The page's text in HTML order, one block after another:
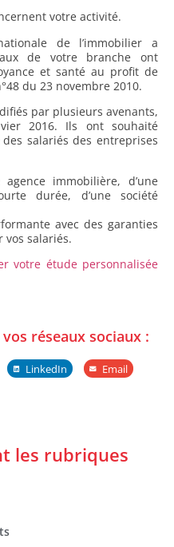
votre activité.
de l’immobilier a
de votre branche ont
et santé au profit de
du 23 novembre 2010.
par plusieurs avenants,
2016. Ils ont souhaité
salariés des entreprises
immobilière, d’une
durée, d’une société
avec des garanties
vos salariés.
votre étude personnalisée
réseaux sociaux :
LinkedIn Email
les rubriques